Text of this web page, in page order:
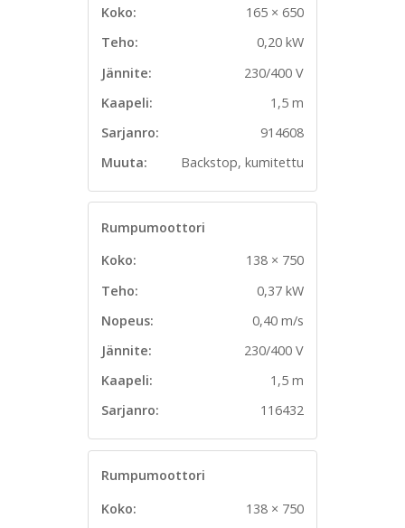
Koko:
165 × 650
Teho:
0,20 kW
Jännite:
230/400 V
Kaapeli:
1,5 m
Sarjanro:
914608
Muuta:
Backstop, kumitettu
Rumpumoottori
Koko:
138 × 750
Teho:
0,37 kW
Nopeus:
0,40 m/s
Jännite:
230/400 V
Kaapeli:
1,5 m
Sarjanro:
116432
Rumpumoottori
Koko:
138 × 750